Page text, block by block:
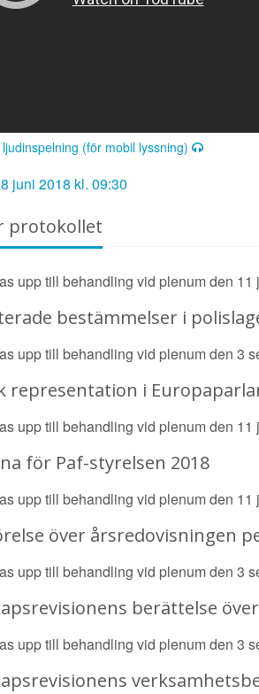
(för mobil lyssning)
juni 2018 kl. 09:30
protokollet
upp till behandling vid plenum den 11
bestämmelser i
upp till behandling vid plenum den 3
representation i
upp till behandling vid plenum den 11
för Paf-styrelsen 2018
upp till behandling vid plenum den 11
över årsredovisningen
upp till behandling vid plenum den 3
berättelse
upp till behandling vid plenum den 3